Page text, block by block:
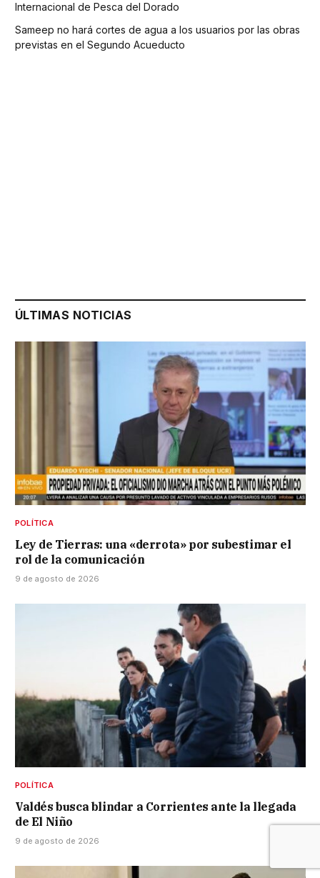
Internacional de Pesca del Dorado
Sameep no hará cortes de agua a los usuarios por las obras
previstas en el Segundo Acueducto
ÚLTIMAS NOTICIAS
POLÍTICA
Ley de Tierras: una «derrota» por subestimar el
rol de la comunicación
9 de agosto de 2026
POLÍTICA
Valdés busca blindar a Corrientes ante la llegada
de El Niño
9 de agosto de 2026